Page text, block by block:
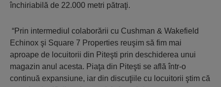
închiriabilă de 22.000 metri pătraţi.
“Prin intermediul colaborării cu Cushman & Wakefield
Echinox şi Square 7 Properties reuşim să fim mai
aproape de locuitorii din Piteşti prin deschiderea unui
magazin anul acesta. Piaţa din Piteşti se află într-o
continuă expansiune, iar din discuţiile cu locuitorii ştim că